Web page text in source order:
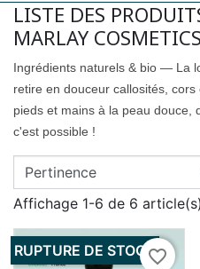
LISTE DES
MARLAY COSMETICS
Ingrédients naturels & bio — La
retire en douceur callosités,
pieds et mains à la peau douce,
c'est possible !
Affichage 1-6 de 6 article(s)
favorite_border
RUPTURE DE STOCK